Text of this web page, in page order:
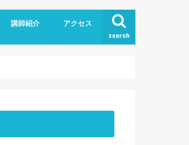
search
講師紹介 アクセス